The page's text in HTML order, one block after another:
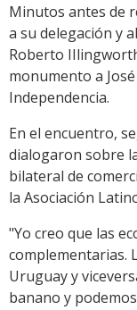
Minutos antes de
a su delegación y
Roberto
monumento a
Independencia.
En el encuentro,
dialogaron sobre
bilateral de
la Asociación
"Yo creo que las
complementarias.
Uruguay y
banano y